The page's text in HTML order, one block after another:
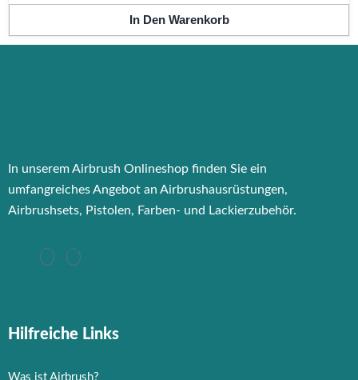
In Den Warenkorb
In unserem Airbrush Onlineshop finden Sie ein
umfangreiches Angebot an Airbrushausrüstungen,
Airbrushsets, Pistolen, Farben- und Lackierzubehör.
Hilfreiche Links
Was ist Airbrush?